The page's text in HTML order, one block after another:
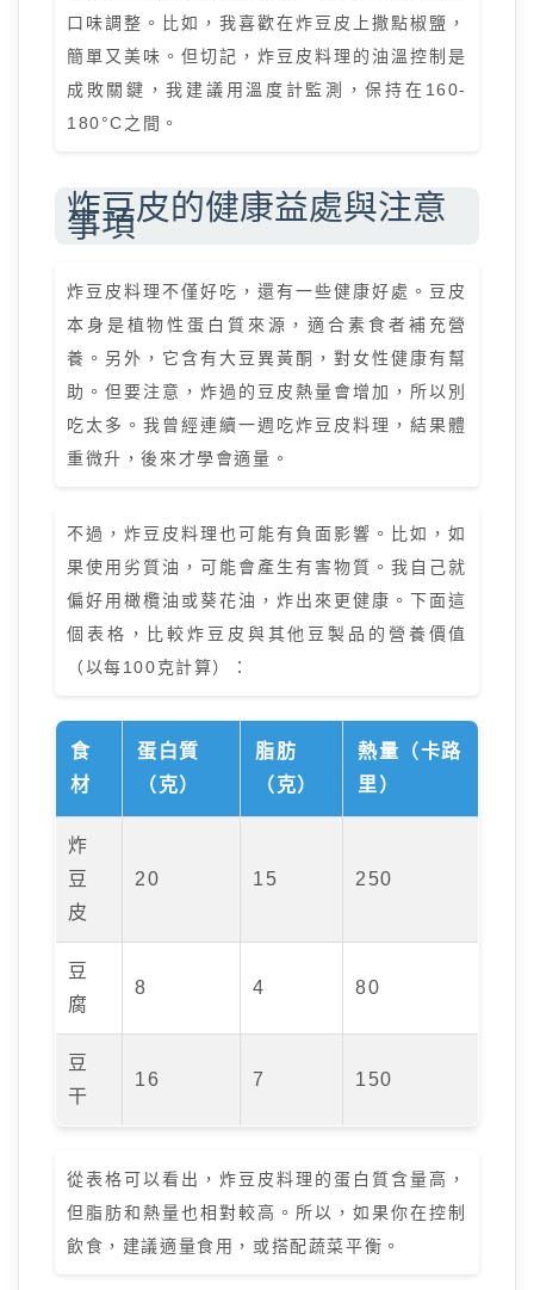
口味調整。比如，我喜歡在炸豆皮上撒點椒鹽，
簡單又美味。但切記，炸豆皮料理的油溫控制是
成敗關鍵，我建議用溫度計監測，保持在160-
180°C之間。
炸豆皮的健康益處與注意
事項
炸豆皮料理不僅好吃，還有一些健康好處。豆皮
本身是植物性蛋白質來源，適合素食者補充營
養。另外，它含有大豆異黃酮，對女性健康有幫
助。但要注意，炸過的豆皮熱量會增加，所以別
吃太多。我曾經連續一週吃炸豆皮料理，結果體
重微升，後來才學會適量。
不過，炸豆皮料理也可能有負面影響。比如，如
果使用劣質油，可能會產生有害物質。我自己就
偏好用橄欖油或葵花油，炸出來更健康。下面這
個表格，比較炸豆皮與其他豆製品的營養價值
（以每100克計算）：
食
材
蛋白質
（克）
脂肪
（克）
熱量（卡路
里）
炸
豆
皮
20 15 250
豆
腐
8 4 80
豆
干
16 7 150
從表格可以看出，炸豆皮料理的蛋白質含量高，
但脂肪和熱量也相對較高。所以，如果你在控制
飲食，建議適量食用，或搭配蔬菜平衡。